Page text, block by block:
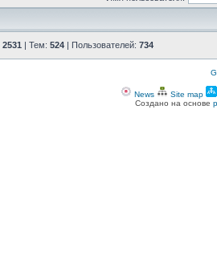
2531 | Тем: 524 | Пользователей: 734
News Site map
Создано на основе